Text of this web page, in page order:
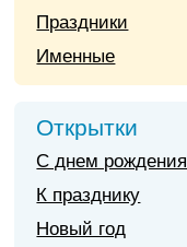
Праздники
Именные
Открытки
С днем рождения
К празднику
Новый год